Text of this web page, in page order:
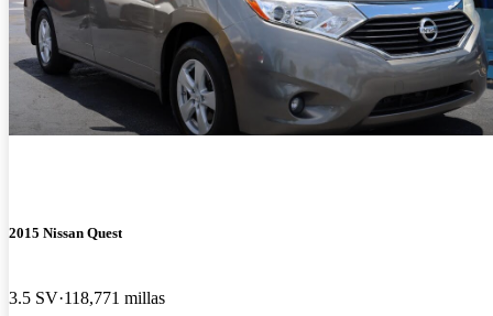
2015 Nissan Quest
3.5 SV 118,771 millas